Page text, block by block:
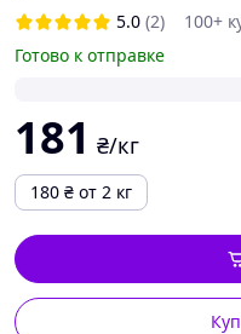
5.0 (2)
100+
Готово к отправке
181 ₴/кг
180 ₴ от 2 кг